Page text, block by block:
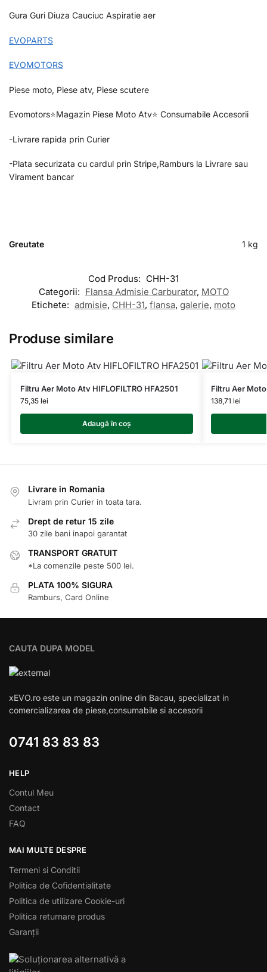
Gura Guri Diuza Cauciuc Aspiratie aer
EVOPARTS
EVOMOTORS
Piese moto, Piese atv, Piese scutere
Evomotors⭐️Magazin Piese Moto Atv⭐️ Consumabile Accesorii
-Livrare rapida prin Curier
-Plata securizata cu cardul prin Stripe,Ramburs la Livrare sau
Virament bancar
Greutate 1 kg
Cod Produs: CHH-31
Categorii: Flansa Admisie Carburator, MOTO
Etichete: admisie, CHH-31, flansa, galerie, moto
Produse similare
Filtru Aer Moto Atv HIFLOFILTRO HFA2501
75,35 lei
Adaugă în coș
Filtru Aer
138,71 lei
Livrare in Romania
Livram prin Curier in toata tara.
Drept de retur 15 zile
30 zile bani inapoi garantat
TRANSPORT GRATUIT
*La comenzile peste 500 lei.
PLATA 100% SIGURA
Ramburs, Card Online
CAUTA DUPA MODEL
xEVO.ro este un magazin online din Bacau, specializat in
comercializarea de piese,consumabile si accesorii
0741 83 83 83
HELP
Contul Meu
Contact
FAQ
MAI MULTE DESPRE
Termeni si Conditii
Politica de Cofidentialitate
Politica de utilizare Cookie-uri
Politica returnare produs
Garanții